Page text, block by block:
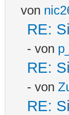
von
RE:
- von
RE:
- von
RE: